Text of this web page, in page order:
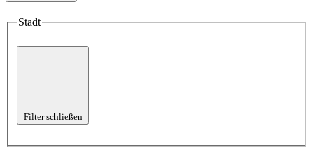
Stadt
Filter schließen